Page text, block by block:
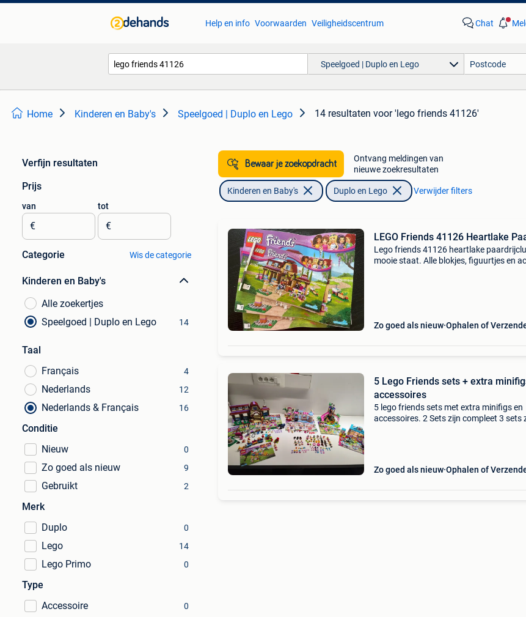
Help en info Voorwaarden Veiligheidscentrum Chat
Speelgoed | Duplo en Lego
Home Kinderen en Baby's Speelgoed | Duplo en Lego 14 resultaten voor 'lego friends 41126'
Verfijn resultaten
Prijs
van
€
tot
€
Categorie Wis de categorie
Kinderen en Baby's
Alle zoekertjes
Speelgoed | Duplo en Lego
14
Taal
Français
4
Nederlands 12
Nederlands & Français 16
Conditie
Nieuw
0
Zo goed als nieuw 9
Gebruikt 2
Merk
Duplo
0
Lego 14
Lego Primo 0
Type
Accessoire
0
Bewaar je zoekopdracht
Ontvang meldingen van
nieuwe zoekresultaten
Kinderen en Baby's Duplo en Lego Verwijder filters
LEGO Friends 41126 Heartlake
Lego friends 41126 heartlake
mooie staat. Alle blokjes, figuurtjes en
Zo goed als nieuw Ophalen of
5 Lego Friends sets + extra
accessoires
5 lego friends sets met extra minifigs en
accessoires. 2 Sets zijn compleet 3 sets
Zo goed als nieuw Ophalen of